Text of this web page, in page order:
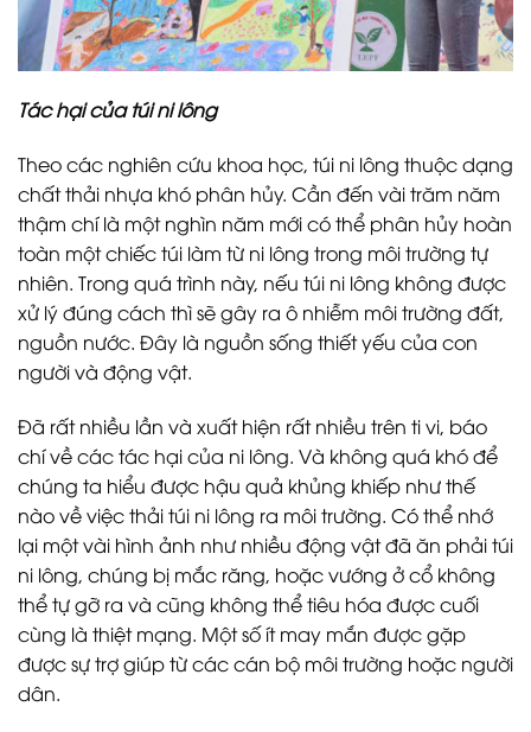
Tác hại của túi ni lông
Theo các nghiên cứu khoa học, túi ni lông thuộc dạng
chất thải nhựa khó phân hủy. Cần đến vài trăm năm
thậm chí là một nghìn năm mới có thể phân hủy hoàn
toàn một chiếc túi làm từ ni lông trong môi trường tự
nhiên. Trong quá trình này, nếu túi ni lông không được
xử lý đúng cách thì sẽ gây ra ô nhiễm môi trường đất,
nguồn nước. Đây là nguồn sống thiết yếu của con
người và động vật.
Đã rất nhiều lần và xuất hiện rất nhiều trên ti vi, báo
chí về các tác hại của ni lông. Và không quá khó để
chúng ta hiểu được hậu quả khủng khiếp như thế
nào về việc thải túi ni lông ra môi trường. Có thể nhớ
lại một vài hình ảnh như nhiều động vật đã ăn phải túi
ni lông, chúng bị mắc răng, hoặc vướng ở cổ không
thể tự gỡ ra và cũng không thể tiêu hóa được cuối
cùng là thiệt mạng. Một số ít may mắn được gặp
được sự trợ giúp từ các cán bộ môi trường hoặc người
dân.